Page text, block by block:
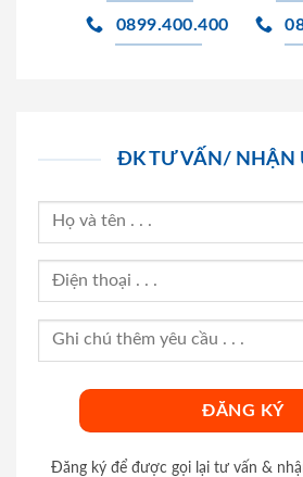
0899.400.400
ĐK TƯ VẤN/ NHẬN
Đăng ký để được gọi lại tư vấn &